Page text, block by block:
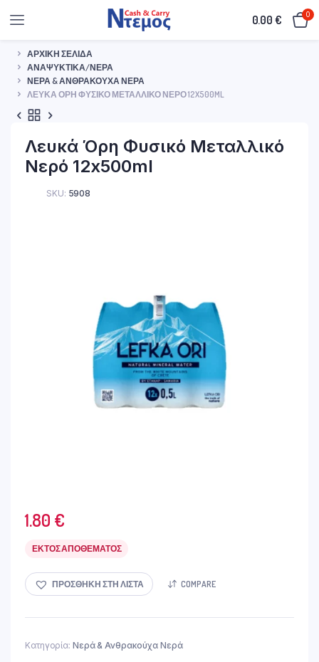
0.00€ 0
ΑΡΧΙΚΉ ΣΕΛΊΔΑ
ΑΝΑΨΥΚΤΙΚΆ/ΝΕΡΆ
ΝΕΡΆ & ΑΝΘΡΑΚΟΎΧΑ ΝΕΡΆ
ΛΕΥΚΆ ΌΡΗ ΦΥΣΙΚΌ ΜΕΤΑΛΛΙΚΌ ΝΕΡΌ 12X500ML
Λευκά Όρη Φυσικό Μεταλλικό
Νερό 12x500ml
SKU: 5908
1.80 €
ΕΚΤΌΣ ΑΠΟΘΈΜΑΤΟΣ
ΠΡΟΣΘΉΚΗ ΣΤΗ ΛΊΣΤΑ COMPARE
Κατηγορία: Νερά & Ανθρακούχα Νερά